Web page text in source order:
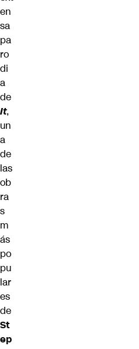
en
sa
pa
ro
di
a
de
It,
un
a
de
las
ob
ra
s
m
ás
po
pu
lar
es
de
St
ep